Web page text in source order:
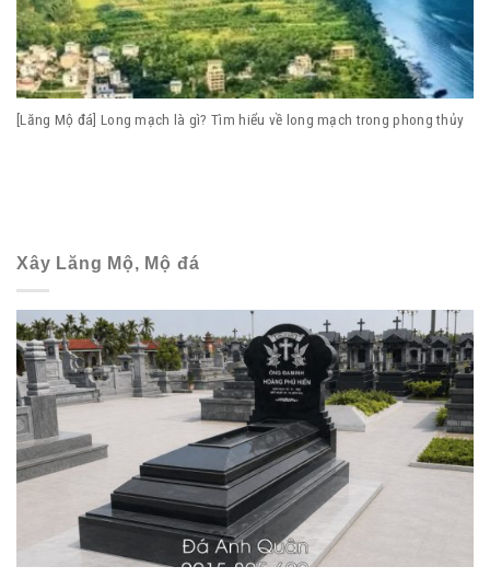
[Lăng Mộ đá] Long mạch là gì? Tìm hiểu về long mạch trong phong thủy
Xây Lăng Mộ, Mộ đá